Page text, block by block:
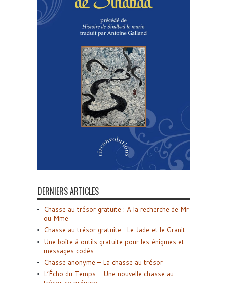
DERNIERS ARTICLES
Chasse au trésor gratuite : A la recherche de Mr
ou Mme
Chasse au trésor gratuite : Le Jade et le Granit
Une boîte à outils gratuite pour les énigmes et
messages codés
Chasse anonyme – La chasse au trésor
L’Écho du Temps – Une nouvelle chasse au